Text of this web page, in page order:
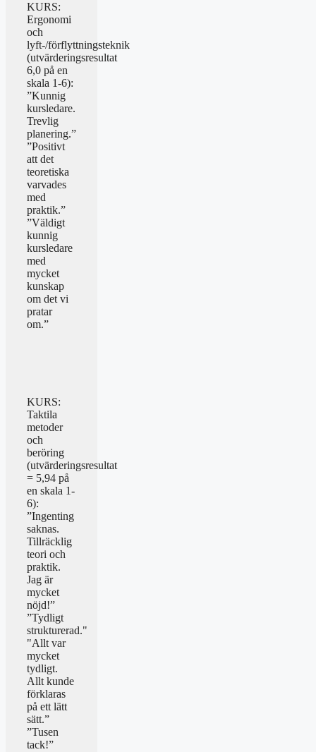
KURS:
Ergonomi
och
lyft-/förflyttningsteknik
(utvärderingsresultat
6,0 på en
skala 1-6):
”Kunnig
kursledare.
Trevlig
planering.”
”Positivt
att det
teoretiska
varvades
med
praktik.”
”Väldigt
kunnig
kursledare
med
mycket
kunskap
om det vi
pratar
om.”
KURS:
Taktila
metoder
och
beröring
(utvärderingsresultat
= 5,94 på
en skala 1-
6):
”Ingenting
saknas.
Tillräcklig
teori och
praktik.
Jag är
mycket
nöjd!”
”Tydligt
strukturerad."
"Allt var
mycket
tydligt.
Allt kunde
förklaras
på ett lätt
sätt.”
”Tusen
tack!”